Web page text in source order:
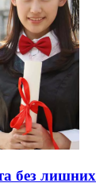
без лишних